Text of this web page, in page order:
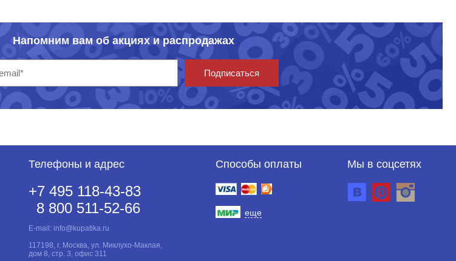
Напомним вам об акциях и распродажах
Подписаться
Телефоны и адрес
+7 495 118-43-83
8 800 511-52-66
E-mail: info@kupatika.ru
117198, г. Москва, ул. Миклухо-Маклая,
дом 8, стр. 3, офис 311
Способы оплаты
еще
Мы в соцсетях